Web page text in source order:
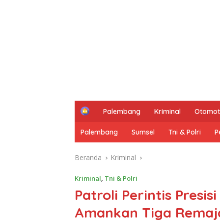
H
m
e
Palembang Kriminal
Palembang Sumsel Tni & Polri
Beranda Kriminal
Kriminal, Tni & Polri
Patroli Perintis
Amankan Tiga